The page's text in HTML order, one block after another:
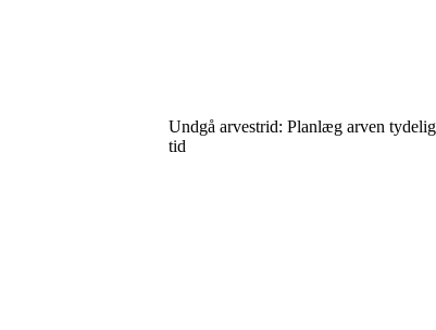
Undgå arvestrid: Planlæg arven
tid